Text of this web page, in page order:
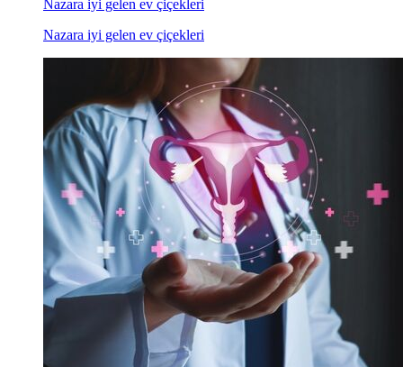
Nazara iyi gelen ev çiçekleri
Nazara iyi gelen ev çiçekleri